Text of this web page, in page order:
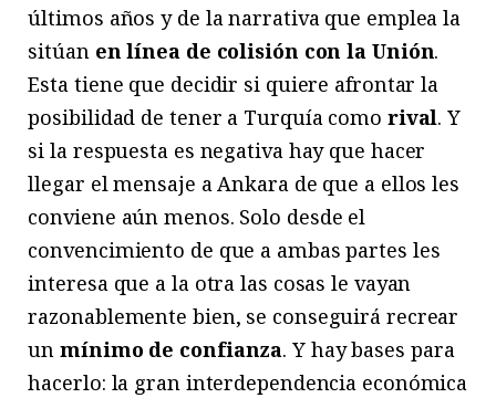
últimos años y de la narrativa que emplea la
sitúan en línea de colisión con la Unión.
Esta tiene que decidir si quiere afrontar la
posibilidad de tener a Turquía como rival. Y
si la respuesta es negativa hay que hacer
llegar el mensaje a Ankara de que a ellos les
conviene aún menos. Solo desde el
convencimiento de que a ambas partes les
interesa que a la otra las cosas le vayan
razonablemente bien, se conseguirá recrear
unmínimo de confianza. Y hay bases para
hacerlo: la gran interdependencia económica